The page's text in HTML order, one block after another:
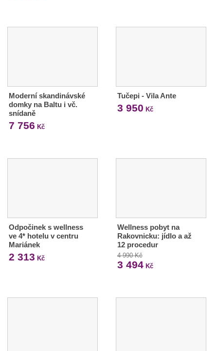
Moderní skandinávské
domky na Baltu i vč.
snídaně
7 756 Kč
Tučepi - Vila Ante
3 950 Kč
Odpočinek s wellness
ve 4* hotelu v centru
Mariánek
2 313 Kč
Wellness pobyt na
Rakovnicku: jídlo a až
12 procedur
4 990 Kč
3 494Kč